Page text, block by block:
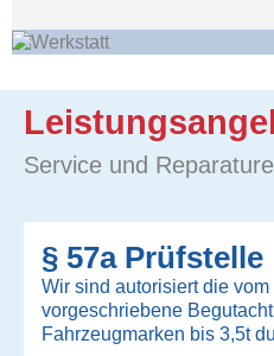
Service und
§ 57a Prüfstelle
Wir sind autorisiert die
vorgeschriebene
Fahrzeugmarken bis 3,5t